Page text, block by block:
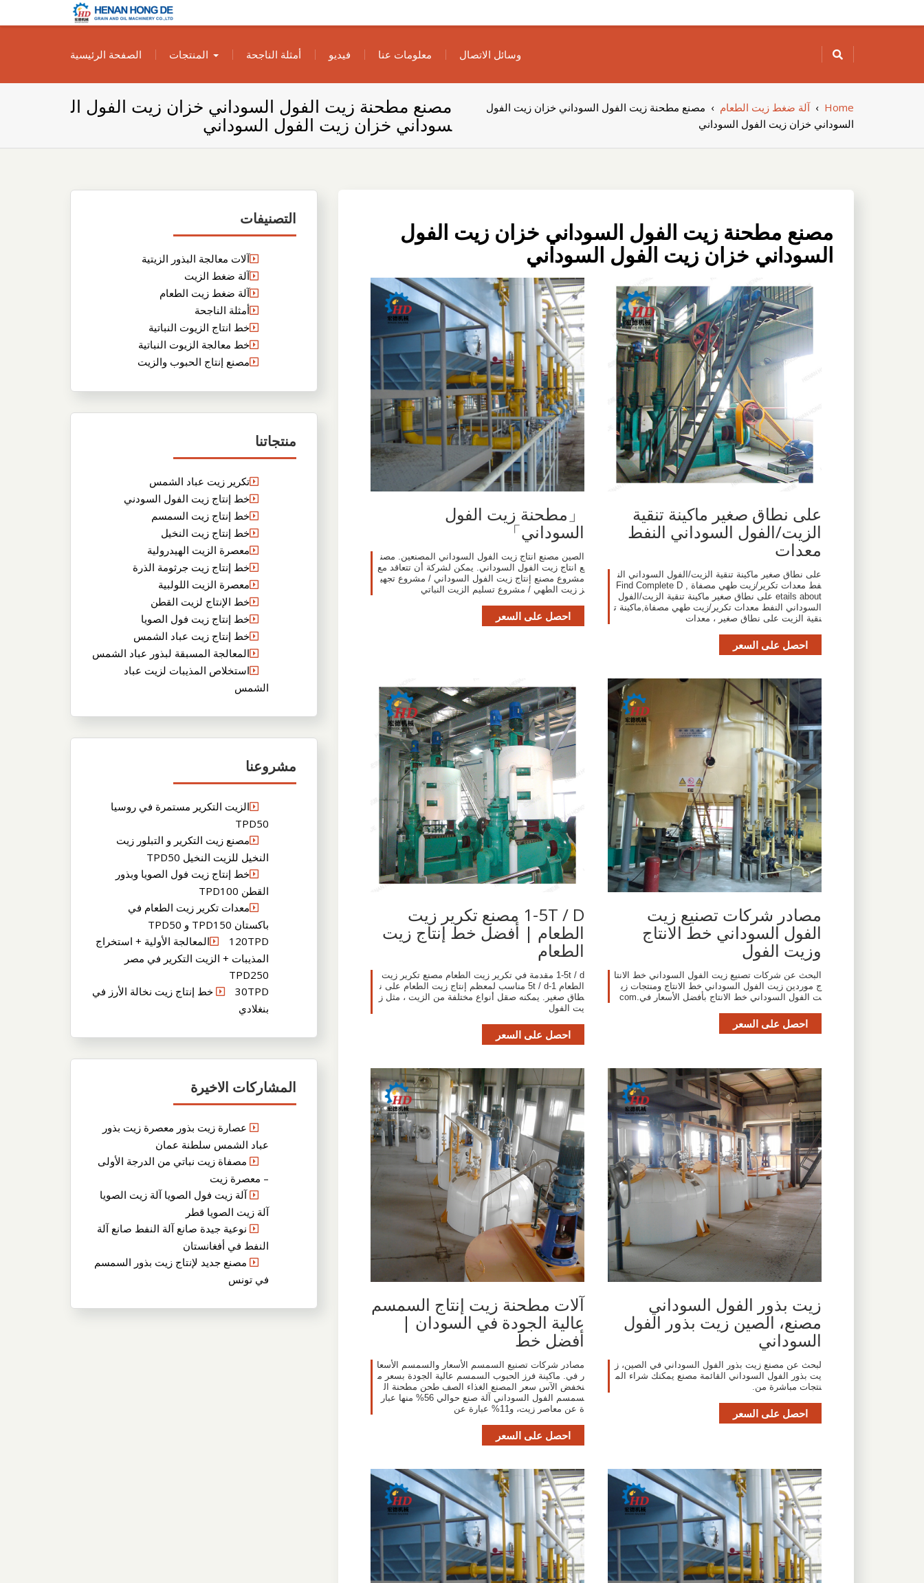
to
الزيوت النباتية
الخاص بك
الصفحة الرئيسية
المنتجات أمثلة الناجحة فيديو معلومات عنا وسائل الاتصال
مصنع مطحنة زيت الفول السوداني خزان زيت الفول ال
سوداني خزان زيت الفول السوداني
Home
›آلة ضغط زيت الطعام › مصنع مطحنة زيت الفول السوداني خزان زيت الفول
السوداني خزان زيت الفول السوداني
التصنيفات
آلات معالجة البذور الزيتية
آلة ضغط الزيت
آلة ضغط زيت الطعام
أمثلة الناجحة
خط انتاج الزيوت النباتية
خط معالجة الزيوت النباتية
مصنع إنتاج الحبوب والزيت
منتجاتنا
تكرير زيت عباد الشمس
خط إنتاج زيت الفول السودني
خط إنتاج زيت السمسم
خط إنتاج زيت النخيل
معصرة الزيت الهيدرولية
خط إنتاج زيت جرثومة الذرة
معصرة الزيت اللولبية
خط الإنتاج لزيت القطن
خط إنتاج زيت فول الصويا
خط إنتاج زيت عباد الشمس
المعالجة المسبقة لبذور عباد الشمس
استخلاص المذيبات لزيت عباد
الشمس
مشروعنا
الزيت التكرير مستمرة في روسيا
TPD50
مصنع زيت التكرير و التبلور زيت
النخيل للزيت النخيل TPD50
خط إنتاج زيت فول الصويا وبذور
القطن TPD100
معدات تكرير زيت الطعام في
باكستان TPD150 و TPD50
120TPDالمعالجة الأولية + استخراج
المذيبات + الزيت التكرير في مصر
TPD250
30TPD خط إنتاج زيت نخالة الأرز في
بنغلادي
المشاركات الاخيرة
عصارة زيت بذور معصرة زيت بذور
عباد الشمس سلطنة عمان
مصفاة زيت نباتي من الدرجة الأولى
– معصرة زيت
آلة زيت فول الصويا آلة زيت الصويا
آلة زيت الصويا قطر
نوعية جيدة صانع آلة النفط صانع آلة
النفط في أفغانستان
مصنع جديد لإنتاج زيت بذور السمسم
في تونس
مصنع مطحنة زيت الفول السوداني خزان زيت الفول
السوداني خزان زيت الفول السوداني
على نطاق صغير ماكينة تنقية
الزيت/الفول السوداني النفط
معدات
على نطاق صغير ماكينة تنقية الزيت/الفول السوداني الن
فط معدات تكرير/زيت طهي مصفاة , Find Complete D
etails about على نطاق صغير ماكينة تنقية الزيت/الفول
السوداني النفط معدات تكرير/زيت طهي مصفاة,ماكينة ت
نقية الزيت على نطاق صغير ، معدات
احصل على السعر
「مطحنة زيت الفول
السوداني」
الصين مصنع انتاج زيت الفول السوداني المصنعين. مصن
ع انتاج زيت الفول السوداني. يمكن لشركة أن تتعاقد مع
مشروع مصنع إنتاج زيت الفول السوداني / مشروع تجهي
ز زيت الطهي / مشروع تسليم الزيت النباتي
احصل على السعر
مصادر شركات تصنيع زيت
الفول السوداني خط الانتاج
وزيت الفول
البحث عن شركات تصنيع زيت الفول السوداني خط الانتا
ج موردين زيت الفول السوداني خط الانتاج ومنتجات زي
ت الفول السوداني خط الانتاج بأفضل الأسعار في.com
احصل على السعر
1-5T / D مصنع تكرير زيت
الطعام | أفضل خط إنتاج زيت
الطعام
1-5t / d مقدمة في تكرير زيت الطعام مصنع تكرير زيت
الطعام 1-5t / d مناسب لمعظم إنتاج زيت الطعام على ن
طاق صغير. يمكنه صقل أنواع مختلفة من الزيت ، مثل ز
يت الفول
احصل على السعر
زيت بذور الفول السوداني
مصنع، الصين زيت بذور الفول
السوداني
لبحث عن مصنع زيت بذور الفول السوداني في الصين، ز
يت بذور الفول السوداني القائمة مصنع يمكنك شراء الم
نتجات مباشرة من.
احصل على السعر
آلات مطحنة زيت إنتاج السمسم
عالية الجودة في السودان |
أفضل خط
مصادر شركات تصنيع السمسم الأسعار والسمسم الأسعا
ر في. ماكينة فرز الحبوب السمسم عالية الجودة بسعر م
نخفض الآس سعر المصنع الغذاء الصف طحن مطحنة ال
سمسم الفول السوداني آلة صنع حوالي 56% منها عبار
ة عن معاصر زيت، و11% عبارة عن
احصل على السعر